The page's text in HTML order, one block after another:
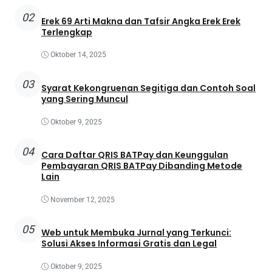
02
Erek 69 Arti Makna dan Tafsir Angka Erek Erek
Terlengkap
Oktober 14, 2025
03
Syarat Kekongruenan Segitiga dan Contoh Soal
yang Sering Muncul
Oktober 9, 2025
04
Cara Daftar QRIS BATPay dan Keunggulan
Pembayaran QRIS BATPay Dibanding Metode
Lain
November 12, 2025
05 Web untuk Membuka Jurnal yang Terkunci:
Solusi Akses Informasi Gratis dan Legal
Oktober 9, 2025